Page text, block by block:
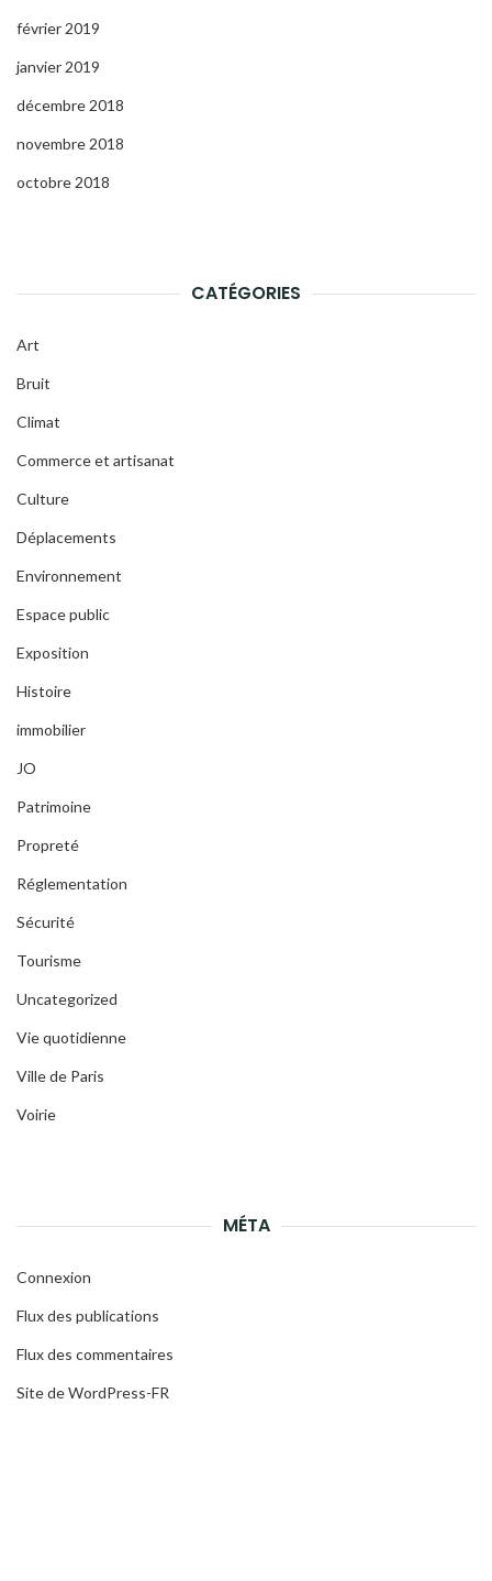
février 2019
janvier 2019
décembre 2018
novembre 2018
octobre 2018
CATÉGORIES
Art
Bruit
Climat
Commerce et artisanat
Culture
Déplacements
Environnement
Espace public
Exposition
Histoire
immobilier
JO
Patrimoine
Propreté
Réglementation
Sécurité
Tourisme
Uncategorized
Vie quotidienne
Ville de Paris
Voirie
MÉTA
Connexion
Flux des publications
Flux des commentaires
Site de WordPress-FR